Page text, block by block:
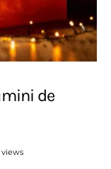
de
views